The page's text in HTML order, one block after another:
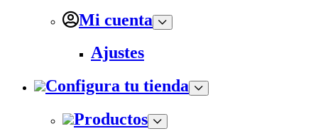
Mi cuenta
Ajustes
Configura tu tienda
Productos